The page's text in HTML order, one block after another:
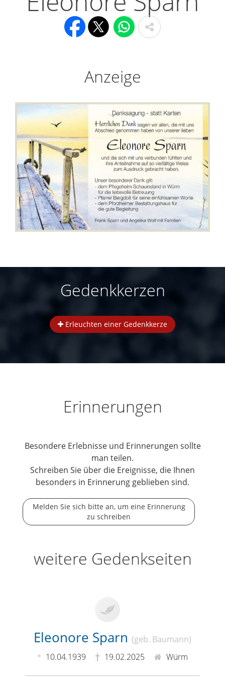
Anzeige
Gedenkkerzen
Erleuchten einer Gedenkkerze
Erinnerungen
Besondere Erlebnisse und Erinnerungen sollte
man teilen.
Schreiben Sie über die Ereignisse, die Ihnen
besonders in Erinnerung geblieben sind.
Melden Sie sich bitte an, um eine Erinnerung
zu schreiben
weitere Gedenkseiten
Eleonore Sparn (geb. Baumann)
10.04.1939
19.02.2025 Würm